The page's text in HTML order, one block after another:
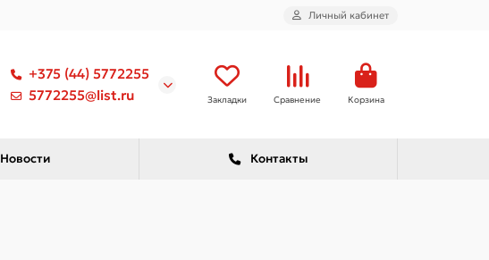
Личный кабинет
+375 (44) 5772255
5772255@list.ru
Закладки Сравнение Корзина
Новости Контакты